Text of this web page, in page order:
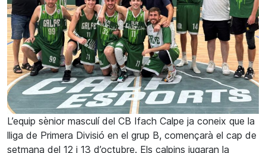
L’equip sènior masculí del CB Ifach Calpe ja coneix que la
lliga de Primera Divisió en el grup B, començarà el cap de
setmana del 12 i 13 d’octubre. Els calpins jugaran la